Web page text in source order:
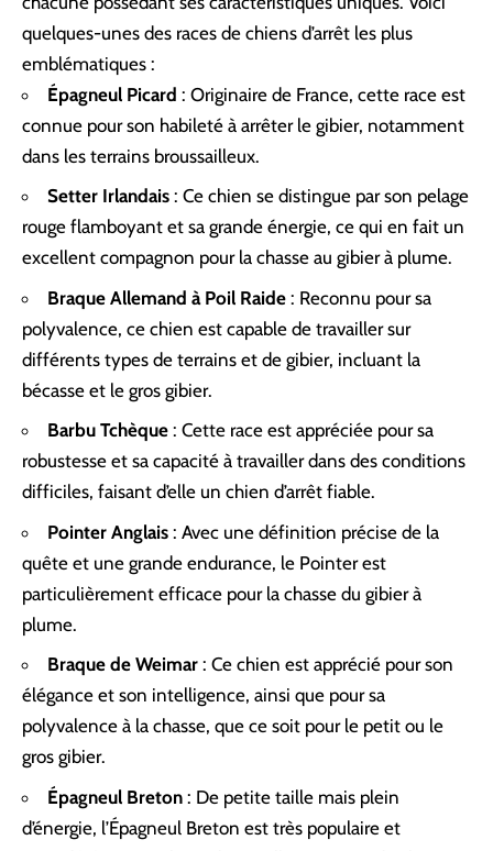
quelques-unes des races de chiens d’arrêt les plus
emblématiques :
Épagneul Picard : Originaire de France, cette race est
connue pour son habileté à arrêter le gibier, notamment
dans les terrains broussailleux.
Setter Irlandais : Ce chien se distingue par son pelage
rouge flamboyant et sa grande énergie, ce qui en fait un
excellent compagnon pour la chasse au gibier à plume.
Braque Allemand à Poil Raide : Reconnu pour sa
polyvalence, ce chien est capable de travailler sur
différents types de terrains et de gibier, incluant la
bécasse et le gros gibier.
Barbu Tchèque : Cette race est appréciée pour sa
robustesse et sa capacité à travailler dans des conditions
difficiles, faisant d’elle un chien d’arrêt fiable.
Pointer Anglais : Avec une définition précise de la
quête et une grande endurance, le Pointer est
particulièrement efficace pour la chasse du gibier à
plume.
Braque de Weimar : Ce chien est apprécié pour son
élégance et son intelligence, ainsi que pour sa
polyvalence à la chasse, que ce soit pour le petit ou le
gros gibier.
Épagneul Breton : De petite taille mais plein
d’énergie, l’Épagneul Breton est très populaire et